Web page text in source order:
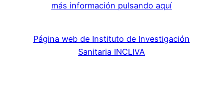
más información pulsando aquí
Página web de Instituto de Investigación
Sanitaria INCLIVA